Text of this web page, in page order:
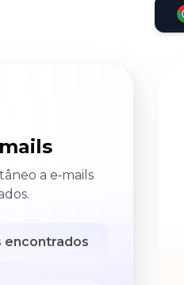
a e‑mails
encontrados